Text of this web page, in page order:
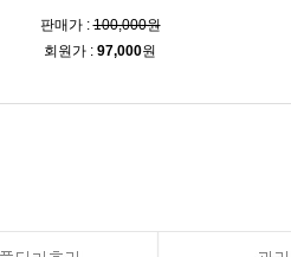
판매가 :100,000원
회원가 : 97,000원